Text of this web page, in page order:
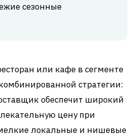
сезонные
или кафе в сегменте
стратегии:
обеспечит широкий
цену при
локальные и нишевые